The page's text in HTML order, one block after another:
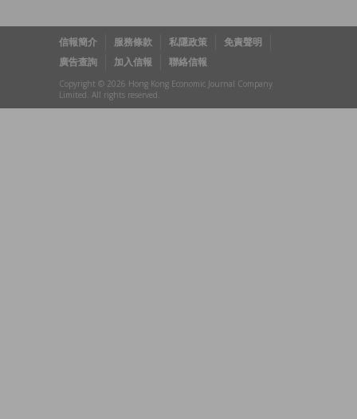
信報簡介 服務條款 私隱政策
免責聲明
廣告查詢
加入信報 聯絡信報
Copyright © 2026 Hong Kong Economic Journal Company
Limited. All rights reserved.